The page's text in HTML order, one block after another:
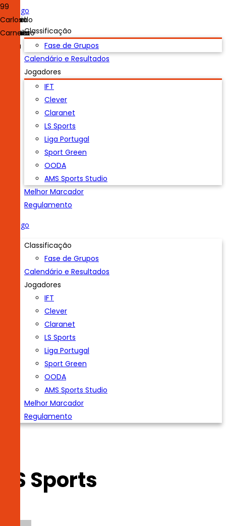
Classificação
Fase de Grupos
Calendário e Resultados
Jogadores
IFT
Clever
Claranet
LS Sports
Liga Portugal
Sport Green
OODA
AMS Sports Studio
Melhor Marcador
Regulamento
Classificação
Fase de Grupos
Calendário e Resultados
Jogadores
IFT
Clever
Claranet
LS Sports
Liga Portugal
Sport Green
OODA
AMS Sports Studio
Melhor Marcador
Regulamento
LS Sports
1
Luís
Pinho
2
Tiago
Valente
7
António
Lopes
9
Nuno
Faria
10
João
Vieira
11
Manuel
Fortunato
17
Tiago
Lessa
Sousa
18
Pedro
Moura
20
Duarte
Félix
21
Leonardo
de
25
João
Pereira
28
Mário
Sérgio
78
Marco
Almeida
99
Carlos
Carneiro